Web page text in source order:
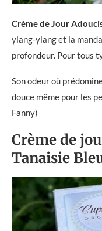
Crème de Jour
ylang-ylang et la
profondeur. Pour tous
Son odeur où
douce même pour les
Fanny)
Crème de
Tanaisie